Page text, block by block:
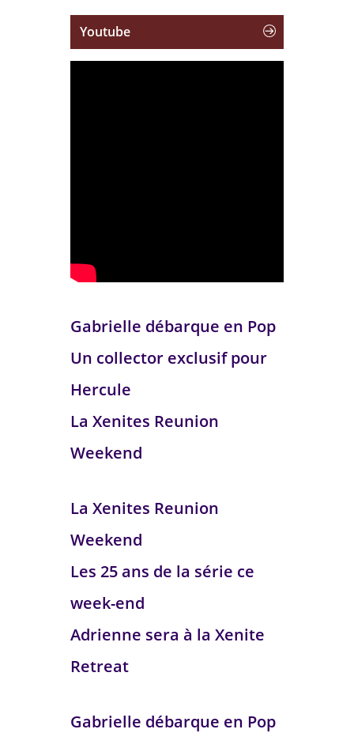
Youtube
Gabrielle débarque en Pop
Un collector exclusif pour
Hercule
La Xenites Reunion
Weekend
La Xenites Reunion
Weekend
Les 25 ans de la série ce
week-end
Adrienne sera à la Xenite
Retreat
Gabrielle débarque en Pop